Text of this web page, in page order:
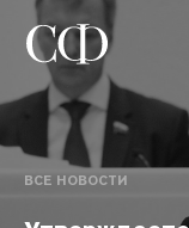
ВСЕ НОВОСТИ